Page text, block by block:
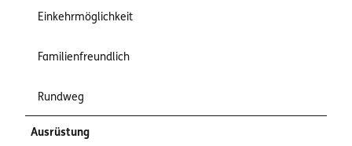
Einkehrmöglichkeit
Familienfreundlich
Rundweg
Ausrüstung